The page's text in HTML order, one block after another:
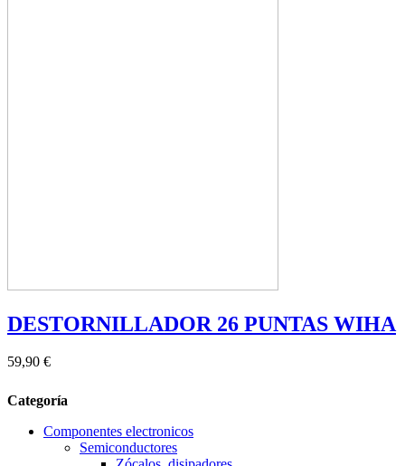
DESTORNILLADOR 26 PUNTAS WIHA
59,90 €
Categoría
Componentes electronicos
Semiconductores